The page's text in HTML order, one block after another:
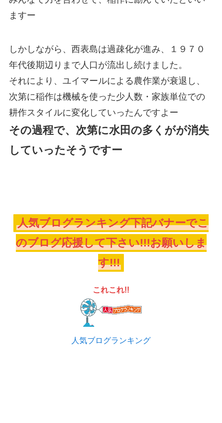
ますー
しかしながら、西表島は過疎化が進み、１９７０
年代後期辺りまで人口が流出し続けました。
それにより、ユイマールによる農作業が衰退し、
次第に稲作は機械を使った少人数・家族単位での
耕作スタイルに変化していったんですよー
その過程で、次第に水田の多くがが消失
していったそうですー
人気ブログランキング下記バナーでこ
のブログ応援して下さい!!!お願いしま
す!!!
これこれ!!
人気ブログランキング